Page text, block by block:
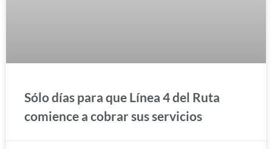
Sólo días para que Línea 4 del Ruta
comience a cobrar sus servicios